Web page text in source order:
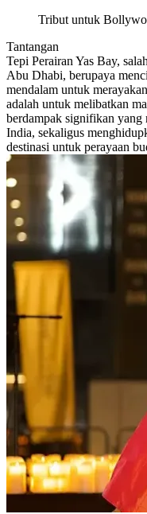
Tribut untuk
Tantangan
Tepi Perairan Yas Bay,
Abu Dhabi, berupaya
mendalam untuk
adalah untuk melibatkan
berdampak signifikan yang
India, sekaligus
destinasi untuk perayaan